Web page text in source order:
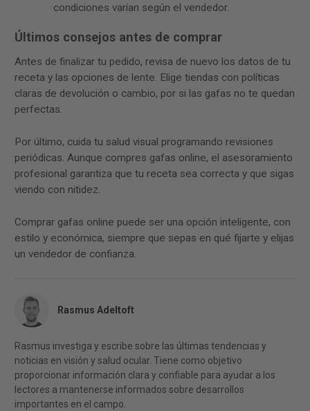
condiciones varían según el vendedor.
Últimos consejos antes de comprar
Antes de finalizar tu pedido, revisa de nuevo los datos de tu
receta y las opciones de lente. Elige tiendas con políticas
claras de devolución o cambio, por si las gafas no te quedan
perfectas.
Por último, cuida tu salud visual programando revisiones
periódicas. Aunque compres gafas online, el asesoramiento
profesional garantiza que tu receta sea correcta y que sigas
viendo con nitidez.
Comprar gafas online puede ser una opción inteligente, con
estilo y económica, siempre que sepas en qué fijarte y elijas
un vendedor de confianza.
Rasmus Adeltoft
Rasmus investiga y escribe sobre las últimas tendencias y
noticias en visión y salud ocular. Tiene como objetivo
proporcionar información clara y confiable para ayudar a los
lectores a mantenerse informados sobre desarrollos
importantes en el campo.